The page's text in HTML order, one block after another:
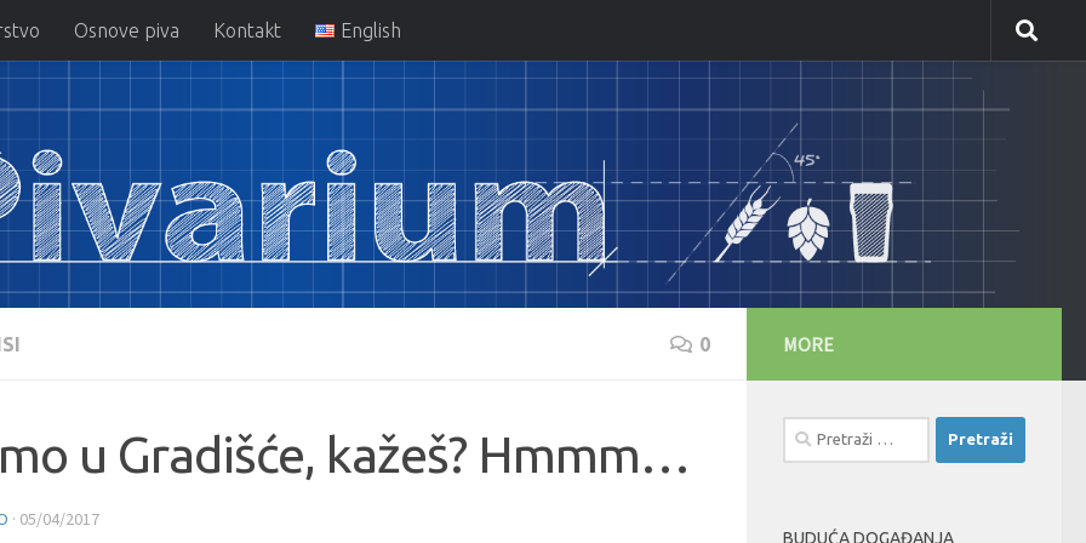
Osnove piva Kontakt English
0
u Gradišće, kažeš? Hmmm…
· 05/04/2017
MORE
Pretraži:
BUDUĆA DOGAĐANJA